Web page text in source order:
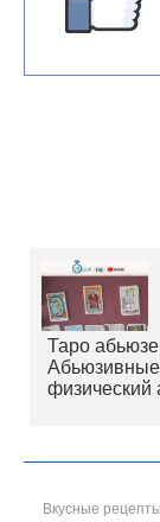
Таро
Абьюзивные
физический
Вкусные